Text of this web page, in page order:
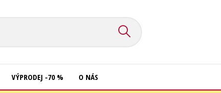
VÝPRODEJ -70 % O NÁS